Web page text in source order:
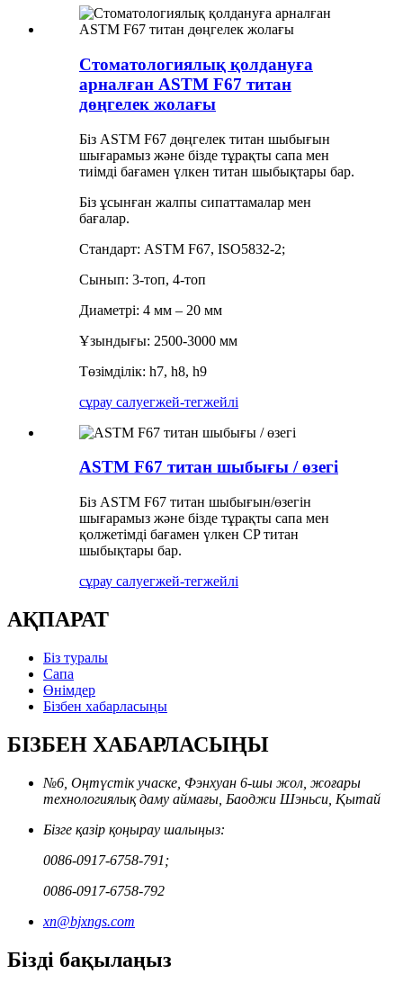
Стоматологиялық қолдануға
арналған ASTM F67 титан
дөңгелек жолағы
Біз ASTM F67 дөңгелек титан шыбығын
шығарамыз және бізде тұрақты сапа мен
тиімді бағамен үлкен титан шыбықтары бар.
Біз ұсынған жалпы сипаттамалар мен
бағалар.
Стандарт: ASTM F67, ISO5832-2;
Сынып: 3-топ, 4-топ
Диаметрі: 4 мм – 20 мм
Ұзындығы: 2500-3000 мм
Төзімділік: h7, h8, h9
сұрау салуегжей-тегжейлі
ASTM F67 титан шыбығы / өзегі
Біз ASTM F67 титан шыбығын/өзегін
шығарамыз және бізде тұрақты сапа мен
қолжетімді бағамен үлкен CP титан
шыбықтары бар.
сұрау салуегжей-тегжейлі
АҚПАРАТ
Біз туралы
Сапа
Өнімдер
Бізбен хабарласыңы
БІЗБЕН ХАБАРЛАСЫҢЫ
№6, Оңтүстік учаске, Фэнхуан 6-шы жол, жоғары
технологиялық даму аймағы, Баоджи Шэньси, Қытай
Бізге қазір қоңырау шалыңыз:
0086-0917-6758-791;
0086-0917-6758-792
xn@bjxngs.com
Бізді бақылаңыз